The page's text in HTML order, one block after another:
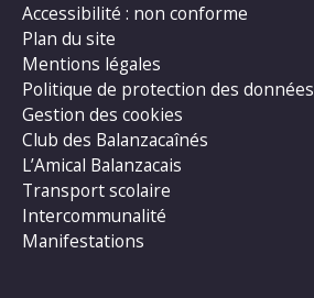
Accessibilité : non conforme
Plan du site
Mentions légales
Politique de protection des données
Gestion des cookies
Club des Balanzacaînés
L’Amical Balanzacais
Transport scolaire
Intercommunalité
Manifestations